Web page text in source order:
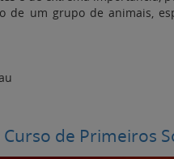
de um grupo de animais,
Curso de Primeiros